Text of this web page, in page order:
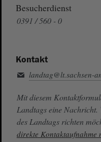
Besucherdienst
0391 / 560 - 0
Kontakt
landtag@lt.sachsen-
Mit diesem
Landtags eine Nachricht.
des Landtags richten
direkte Kontaktaufnahme